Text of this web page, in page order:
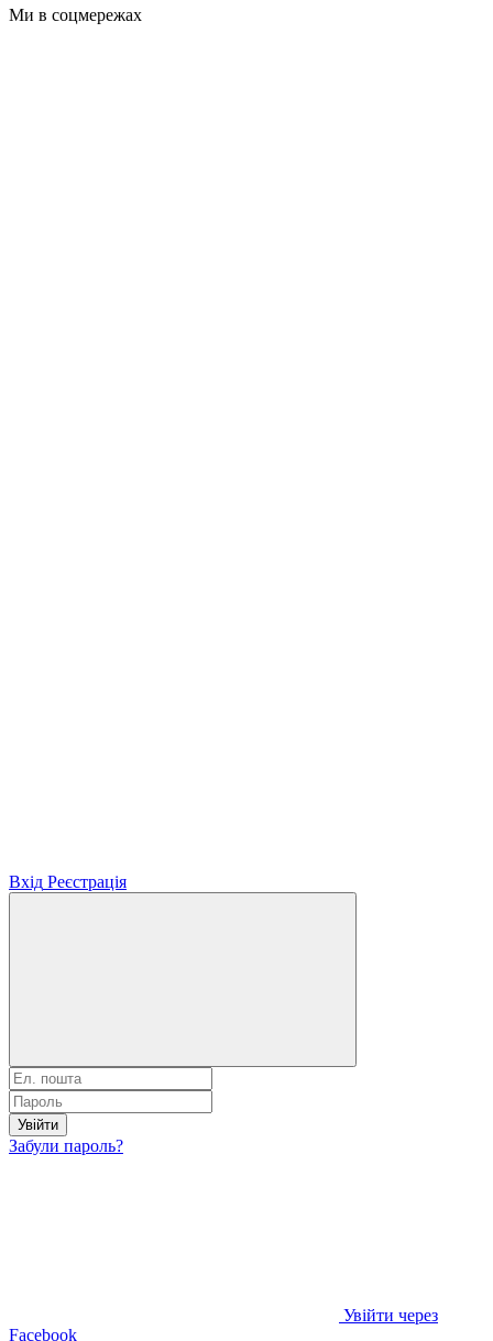
Ми в соцмережах
Вхід Реєстрація
Увійти
Забули пароль?
Увійти через
Facebook